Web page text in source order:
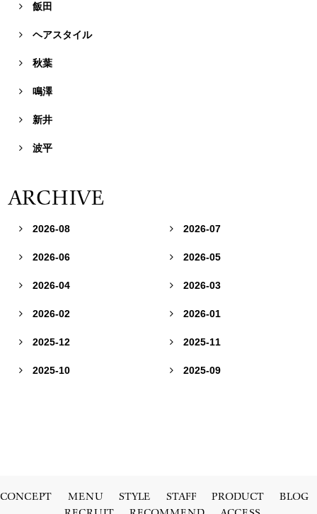
 飯田
 ヘアスタイル
 秋葉
 鳴澤
 新井
 波平
ARCHIVE
 2026-08  2026-07
 2026-06  2026-05
 2026-04  2026-03
 2026-02  2026-01
 2025-12  2025-11
 2025-10  2025-09
CONCEPT MENU STYLE STAFF PRODUCT
BLOG